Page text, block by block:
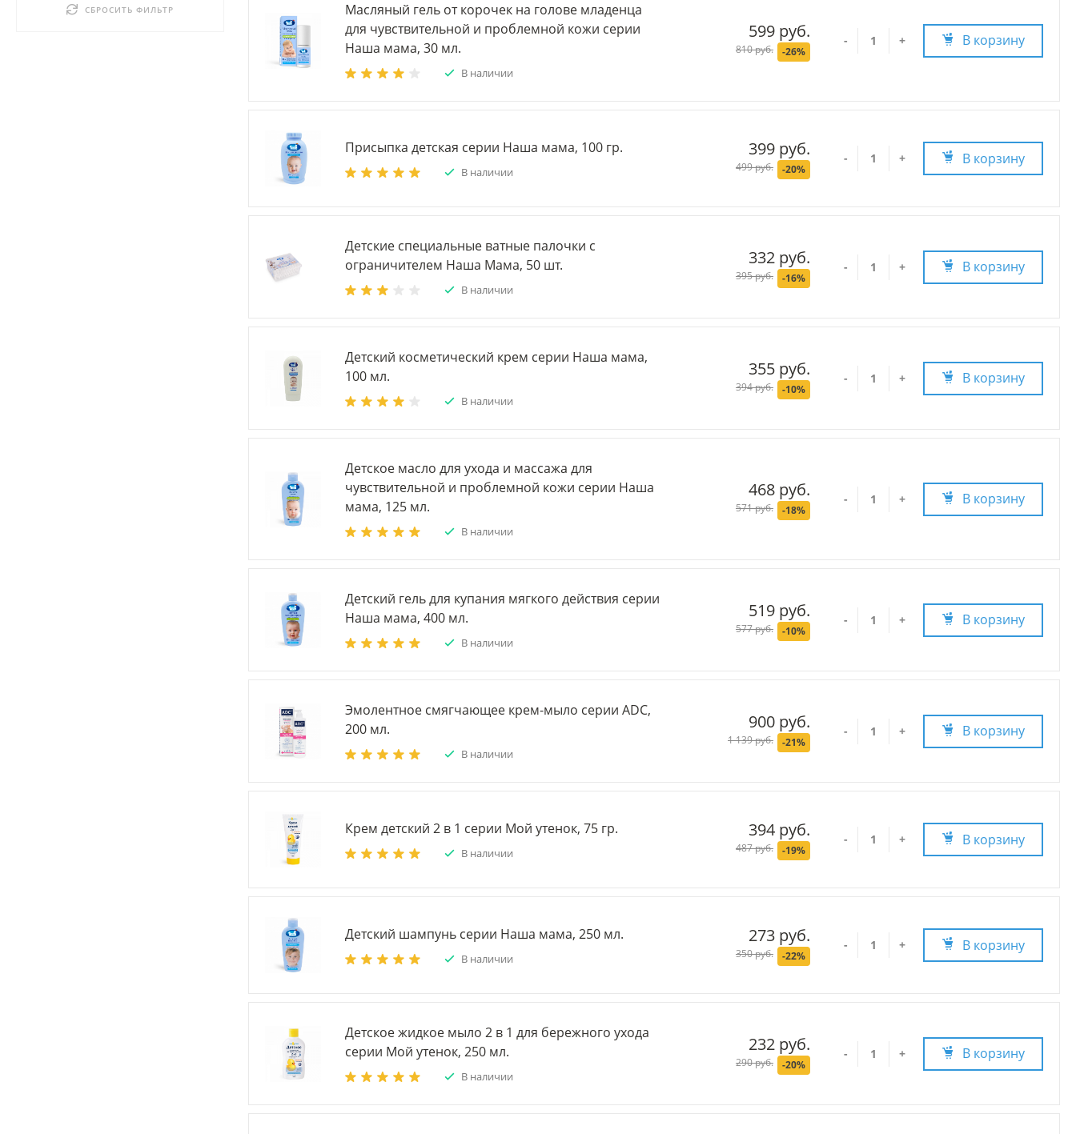
СБРОСИТЬ ФИЛЬТР
Масляный гель от корочек на голове младенца
для чувствительной и проблемной кожи серии
Наша мама, 30 мл.
В наличии
599 руб.
810 руб. -26%
- + В корзину
Присыпка детская серии Наша мама, 100 гр.
В наличии
399 руб.
499 руб. -20%
- + В корзину
Детские специальные ватные палочки с
ограничителем Наша Мама, 50 шт.
В наличии
332 руб.
395 руб. -16%
- + В корзину
Детский косметический крем серии Наша мама,
100 мл.
В наличии
355 руб.
394 руб. -10%
- + В корзину
Детское масло для ухода и массажа для
чувствительной и проблемной кожи серии Наша
мама, 125 мл.
В наличии
468 руб.
571 руб. -18%
- + В корзину
Детский гель для купания мягкого действия серии
Наша мама, 400 мл.
В наличии
519 руб.
577 руб. -10%
- + В корзину
Эмолентное смягчающее крем-мыло серии ADC,
200 мл.
В наличии
900 руб.
1 139 руб. -21%
- + В корзину
Крем детский 2 в 1 серии Мой утенок, 75 гр.
В наличии
394 руб.
487 руб. -19%
- + В корзину
Детский шампунь серии Наша мама, 250 мл.
В наличии
273 руб.
350 руб. -22%
- + В корзину
Детское жидкое мыло 2 в 1 для бережного ухода
серии Мой утенок, 250 мл.
В наличии
232 руб.
290 руб. -20%
- + В корзину